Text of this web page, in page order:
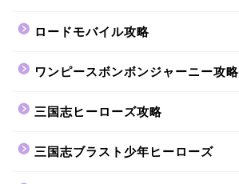
ロードモバイル攻略
ワンピースボンボンジャーニー攻略
三国志ヒーローズ攻略
三国志ブラスト少年ヒーローズ